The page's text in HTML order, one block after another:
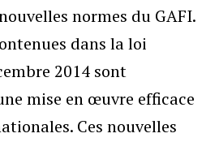
normes du GAFI.
dans la loi
2014 sont
mise en œuvre efficace
Ces nouvelles